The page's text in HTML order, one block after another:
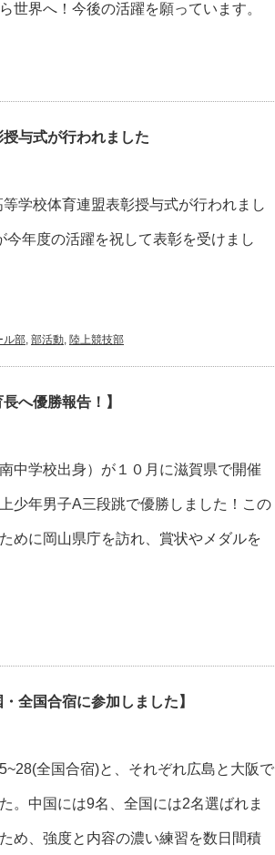
世界へ！今後の活躍を願っています。
与式が行われました
学校体育連盟表彰授与式が行われまし
年度の活躍を祝して表彰を受けまし
ル部, 部活動, 陸上競技部
へ優勝報告！】
中学校出身）が１０月に滋賀県で開催
少年男子A三段跳で優勝しました！この
めに岡山県庁を訪れ、賞状やメダルを
全国合宿に参加しました】
全国合宿)と、それぞれ広島と大阪で
。中国には9名、全国には2名選ばれま
め、強度と内容の濃い練習を数日間積